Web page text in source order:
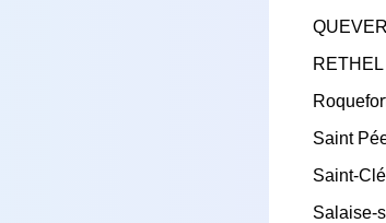
RETHEL
Saint
Saint-
Salaise-